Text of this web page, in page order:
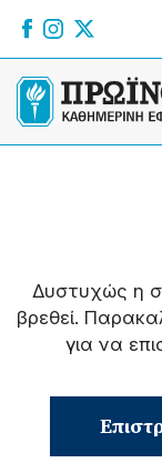
Δυστυχώς η
βρεθεί.
για να